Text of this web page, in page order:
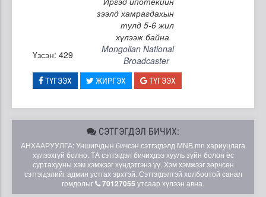
зээлд хамрагдахын
тулд 5-6 жил
хүлээж байна
Үзсэн: 429
Mongolian National
Broadcaster
ТҮГЭЭХ ЖИРГЭХ ТҮГЭЭХ
СЭТГЭГДЭЛ БИЧИХ:
АНХААРУУЛГА: Уншигчдын бичсэн сэтгэгдэлд MNB.mn хариуцлага
хүлээхгүй болно. ТА сэтгэгдэл бичихдээ хууль зүйн болон ёс
суртахууны хэм хэмжээг хүндэтгэнэ үү. Хэм хэмжээг зөрчсөн
сэтгэгдэлийг админ устгах эрхтэй. Сэтгэгдэлтэй холбоотой санал
гомдолыг
70127055 утсаар хүлээн авна.